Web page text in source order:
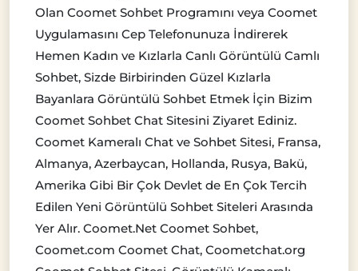
Olan Coomet Sohbet Programını veya Coomet
Uygulamasını Cep Telefonunuza İndirerek
Hemen Kadın ve Kızlarla Canlı Görüntülü Camlı
Sohbet, Sizde Birbirinden Güzel Kızlarla
Bayanlara Görüntülü Sohbet Etmek İçin Bizim
Coomet Sohbet Chat Sitesini Ziyaret Ediniz.
Coomet Kameralı Chat ve Sohbet Sitesi, Fransa,
Almanya, Azerbaycan, Hollanda, Rusya, Bakü,
Amerika Gibi Bir Çok Devlet de En Çok Tercih
Edilen Yeni Görüntülü Sohbet Siteleri Arasında
Yer Alır. Coomet.Net Coomet Sohbet,
Coomet.com Coomet Chat, Coometchat.org